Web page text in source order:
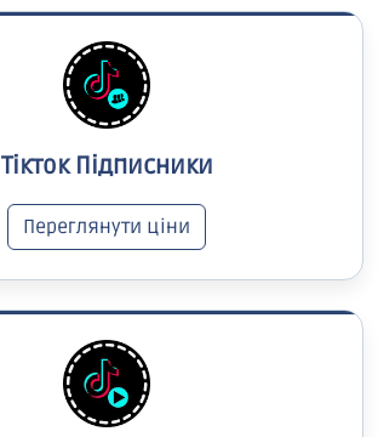
Тікток Підписники
Переглянути ціни